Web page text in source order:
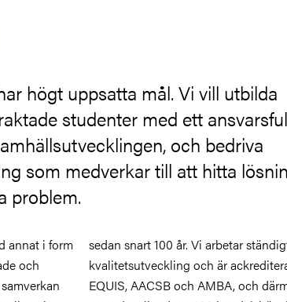
högt uppsatta mål. Vi vill utbilda
studenter med ett
och bedriva
som medverkar till att hitta
problem.
annat i form
och
ständigt med
av
därmed en